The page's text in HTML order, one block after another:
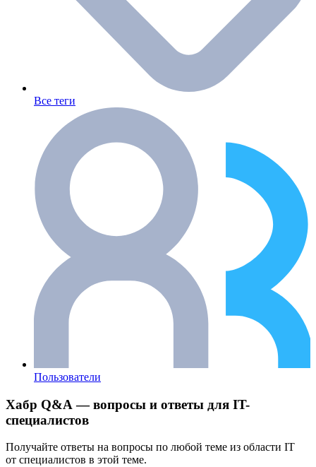
Все теги
Пользователи
Хабр Q&A — вопросы и ответы для IT-
специалистов
Получайте ответы на вопросы по любой теме из области IT
от специалистов в этой теме.